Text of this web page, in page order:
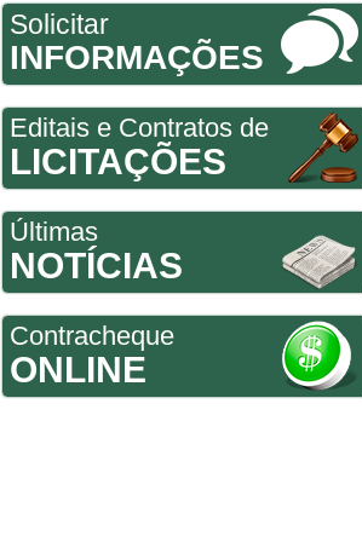
Solicitar
INFORMAÇÕES
Editais e Contratos de
LICITAÇÕES
Últimas
NOTÍCIAS
Contracheque
ONLINE